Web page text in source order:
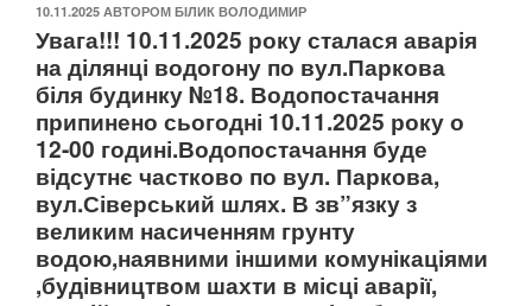
ОПУБЛІКОВАНО
10.11.2025 АВТОРОМ БІЛИК ВОЛОДИМИР
Увага!!! 10.11.2025 року сталася аварія
на ділянці водогону по вул.Паркова
біля будинку №18. Водопостачання
припинено сьогодні 10.11.2025 року о
12-00 годині.Водопостачання буде
відсутнє частково по вул. Паркова,
вул.Сіверський шлях. В зв”язку з
великим насиченням грунту
водою,наявними іншими комунікаціями
,будівництвом шахти в місці аварії,